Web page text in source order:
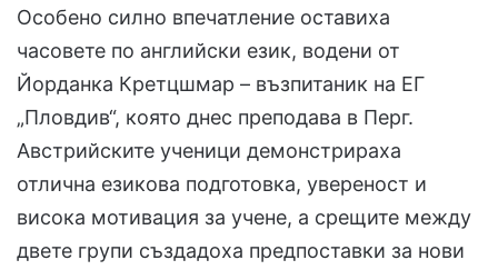
Особено силно впечатление оставиха
часовете по английски език, водени от
Йорданка Кретцшмар – възпитаник на ЕГ
„Пловдив“, която днес преподава в Перг.
Австрийските ученици демонстрираха
отлична езикова подготовка, увереност и
висока мотивация за учене, а срещите между
двете групи създадоха предпоставки за нови